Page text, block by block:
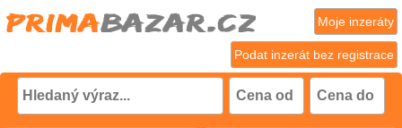
Podat inzerát bez registrace
Moje inzeráty